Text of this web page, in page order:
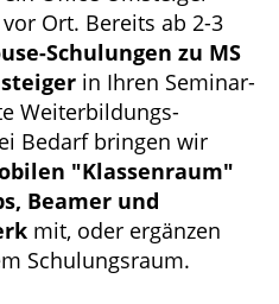
Ort. Bereits ab 2-3
Schulungen zu MS
in Ihren Seminar-
Weiterbildungs-
Bedarf bringen wir
"Klassenraum"
Beamer und
mit, oder ergänzen
Schulungsraum.